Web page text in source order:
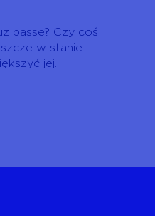
passe? Czy coś
w stanie
jej...